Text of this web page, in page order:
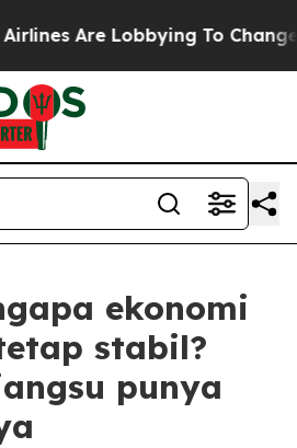
Are Lobbying To Change
ekonomi
stabil?
punya